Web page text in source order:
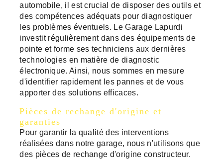
automobile, il est crucial de disposer des outils et
des compétences adéquats pour diagnostiquer
les problèmes éventuels. Le Garage Lapurdi
investit régulièrement dans des équipements de
pointe et forme ses techniciens aux dernières
technologies en matière de diagnostic
électronique. Ainsi, nous sommes en mesure
d'identifier rapidement les pannes et de vous
apporter des solutions efficaces.
Pièces de rechange d'origine et
garanties
Pour garantir la qualité des interventions
réalisées dans notre garage, nous n'utilisons que
des pièces de rechange d'origine constructeur.